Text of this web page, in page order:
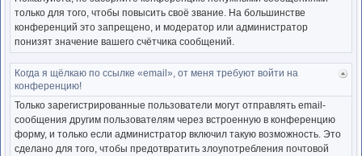
только для того, чтобы повысить своё звание. На большинстве
конференций это запрещено, и модератор или администратор
понизят значение вашего счётчика сообщений.
Когда я щёлкаю по ссылке «email», от меня требуют войти на
конференцию!
Только зарегистрированные пользователи могут отправлять email-
сообщения другим пользователям через встроенную в конференцию
форму, и только если администратор включил такую возможность. Это
сделано для того, чтобы предотвратить злоупотребления почтовой